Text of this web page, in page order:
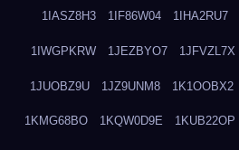
1IASZ8H3 1IF86W04 1IHA2RU7
1IWGPKRW 1JEZBYO7 1JFVZL7X
1JUOBZ9U 1JZ9UNM8 1K1OOBX2
1KMG68BO 1KQW0D9E 1KUB22OP